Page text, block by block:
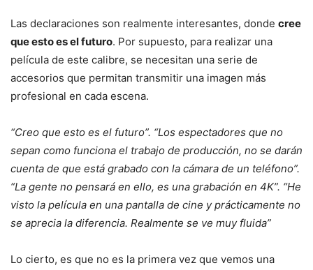
Las declaraciones son realmente interesantes, donde cree
que esto es el futuro. Por supuesto, para realizar una
película de este calibre, se necesitan una serie de
accesorios que permitan transmitir una imagen más
profesional en cada escena.
“Creo que esto es el futuro”. “Los espectadores que no
sepan como funciona el trabajo de producción, no se darán
cuenta de que está grabado con la cámara de un teléfono”.
“La gente no pensará en ello, es una grabación en 4K”. “He
visto la película en una pantalla de cine y prácticamente no
se aprecia la diferencia. Realmente se ve muy fluida”
Lo cierto, es que no es la primera vez que vemos una